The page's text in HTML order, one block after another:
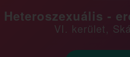
Heteroszexuális -
VI. kerület,